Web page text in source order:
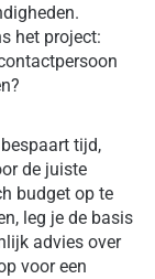
het project:
tijd,
de juiste
budget op te
leg je de basis
advies over
voor een